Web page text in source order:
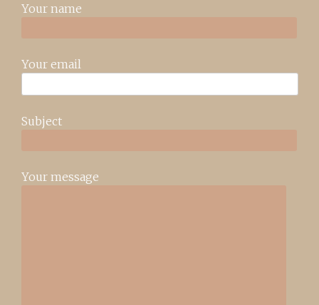
Your name
Your email
Subject
Your message